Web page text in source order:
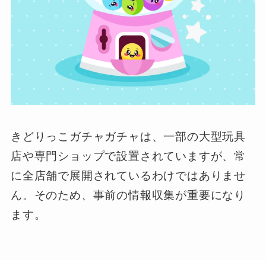
きどりっこガチャガチャは、一部の大型玩具
店や専門ショップで設置されていますが、常
に全店舗で展開されているわけではありませ
ん。そのため、事前の情報収集が重要になり
ます。